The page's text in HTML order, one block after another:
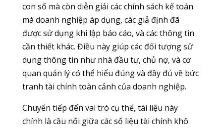
con số mà còn diễn giải các chính sách kế toán
mà doanh nghiệp áp dụng, các giả định đã
được sử dụng khi lập báo cáo, và các thông tin
cần thiết khác. Điều này giúp các đối tượng sử
dụng thông tin như nhà đầu tư, chủ nợ, và cơ
quan quản lý có thể hiểu đúng và đầy đủ về bức
tranh tài chính toàn cảnh của doanh nghiệp.
Chuyển tiếp đến vai trò cụ thể, tài liệu này
chính là cầu nối giữa các số liệu tài chính khô